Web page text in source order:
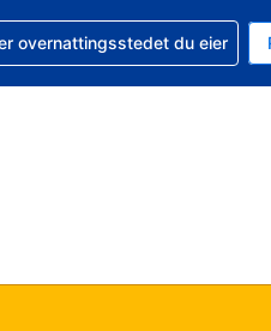
dollar som valuta
Norsk som språk
bookingen din
overnattingsstedet du eier